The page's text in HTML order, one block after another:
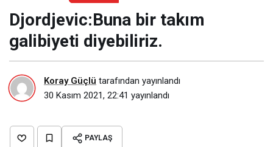
Djordjevic:Buna bir takım
galibiyeti diyebiliriz.
Koray Güçlü tarafından yayınlandı
30 Kasım 2021, 22:41 yayınlandı
PAYLAŞ